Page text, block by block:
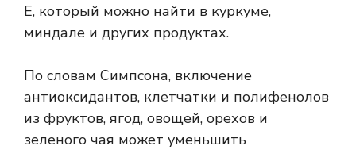
Е, который можно найти в куркуме,
миндале и других продуктах.
По словам Симпсона, включение
антиоксидантов, клетчатки и полифенолов
из фруктов, ягод, овощей, орехов и
зеленого чая может уменьшить